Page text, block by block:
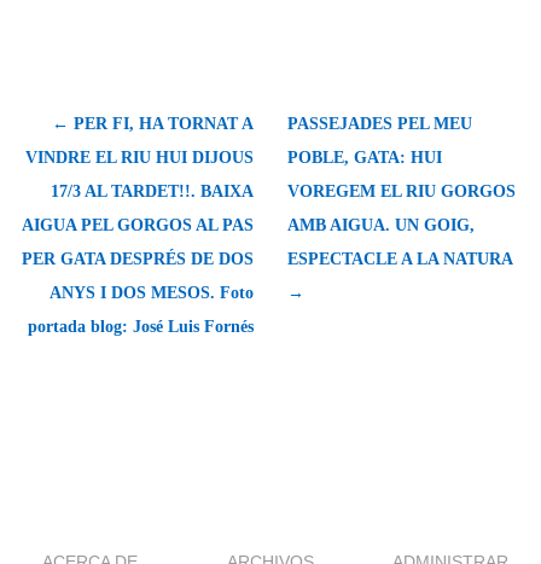
← PER FI, HA TORNAT A
VINDRE EL RIU HUI DIJOUS
17/3 AL TARDET!!. BAIXA
AIGUA PEL GORGOS AL PAS
PER GATA DESPRÉS DE DOS
ANYS I DOS MESOS. Foto
portada blog: José Luis Fornés
PASSEJADES PEL MEU
POBLE, GATA: HUI
VOREGEM EL RIU GORGOS
AMB AIGUA. UN GOIG,
ESPECTACLE A LA NATURA
→